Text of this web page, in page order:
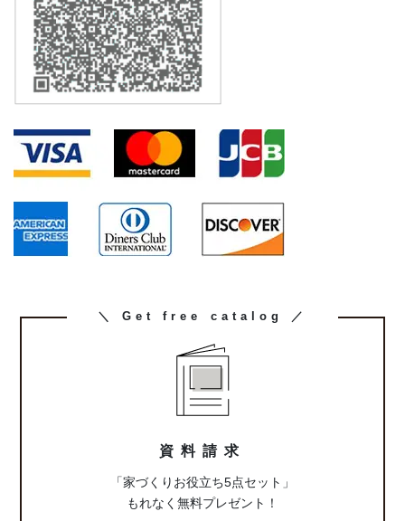
カ
＼ Get free catalog ／
資料請求
「家づくりお役立ち5点セット」
もれなく無料プレゼント！